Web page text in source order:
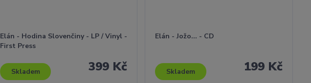
Elán - Hodina Slovenčiny - LP / Vinyl -
First Press
399 Kč
Skladem
Elán - Jožo... - CD
199 Kč
Skladem